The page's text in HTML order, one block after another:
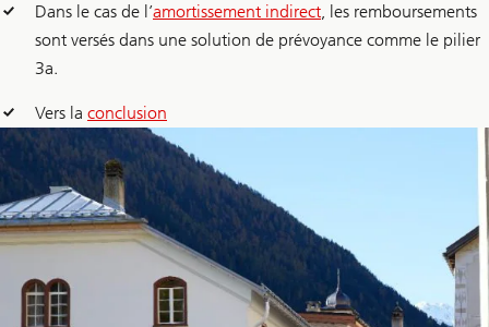
Dans le cas de l’amortissement indirect, les remboursements
sont versés dans une solution de prévoyance comme le pilier
3a.
Vers la conclusion